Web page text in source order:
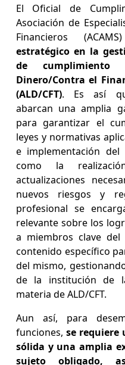
El Oficial de
Asociación de
Financieros
estratégico en la
de
Dinero/Contra el
(ALD/CFT). Es así
abarcan una amplia
para garantizar el
leyes y normativas
e implementación del
como la
actualizaciones
nuevos riesgos y
profesional se
relevante sobre los
a miembros clave
contenido específico
del mismo,
de la institución de
materia de ALD/CFT.
Aun así, para
funciones, se requiere
sólida y una amplia
sujeto obligado,